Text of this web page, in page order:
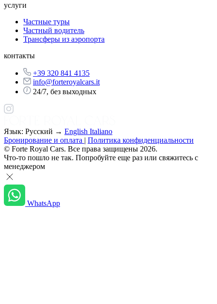
услуги
Частные туры
Частный водитель
Трансферы из аэропорта
контакты
+39 320 841 4135
info@forteroyalcars.it
24/7, без выходных
Язык: Русский → English Italiano
Бронирование и оплата | Политика конфиденциальности
© Forte Royal Cars. Все права защищены 2026.
Что-то пошло не так. Попробуйте еще раз или свяжитесь с
менеджером
WhatsApp